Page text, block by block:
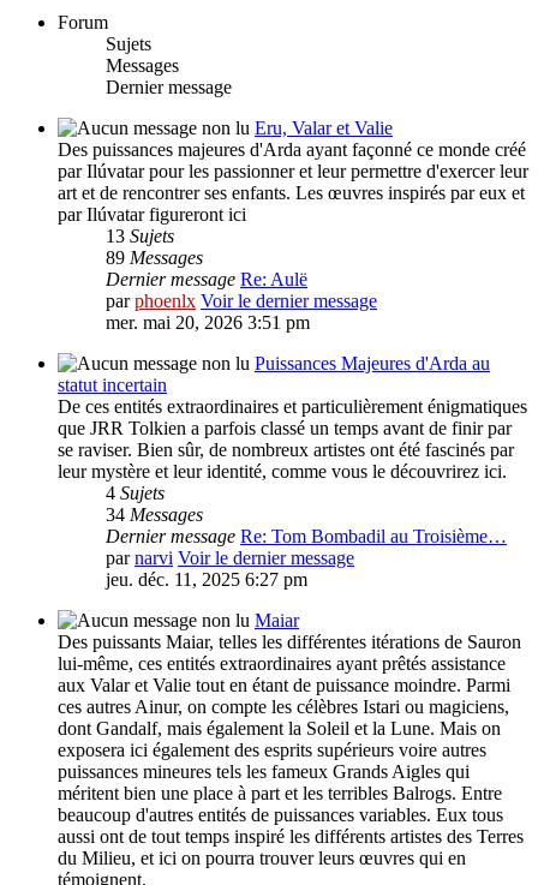
Forum
Sujets
Messages
Dernier message
Eru, Valar et Valie
Des puissances majeures d'Arda ayant façonné ce monde créé
par Ilúvatar pour les passionner et leur permettre d'exercer leur
art et de rencontrer ses enfants. Les œuvres inspirés par eux et
par Ilúvatar figureront ici
13 Sujets
89 Messages
Dernier message Re: Aulë
parphoenlx Voir le dernier message
mer. mai 20, 2026 3:51 pm
Puissances Majeures d'Arda au
statut incertain
De ces entités extraordinaires et particulièrement énigmatiques
que JRR Tolkien a parfois classé un temps avant de finir par
se raviser. Bien sûr, de nombreux artistes ont été fascinés par
leur mystère et leur identité, comme vous le découvrirez ici.
4 Sujets
34 Messages
Dernier message Re: Tom Bombadil au Troisième…
parnarvi Voir le dernier message
jeu. déc. 11, 2025 6:27 pm
Maiar
Des puissants Maiar, telles les différentes itérations de Sauron
lui-même, ces entités extraordinaires ayant prêtés assistance
aux Valar et Valie tout en étant de puissance moindre. Parmi
ces autres Ainur, on compte les célèbres Istari ou magiciens,
dont Gandalf, mais également la Soleil et la Lune. Mais on
exposera ici également des esprits supérieurs voire autres
puissances mineures tels les fameux Grands Aigles qui
méritent bien une place à part et les terribles Balrogs. Entre
beaucoup d'autres entités de puissances variables. Eux tous
aussi ont de tout temps inspiré les différents artistes des Terres
du Milieu, et ici on pourra trouver leurs œuvres qui en
témoignent.